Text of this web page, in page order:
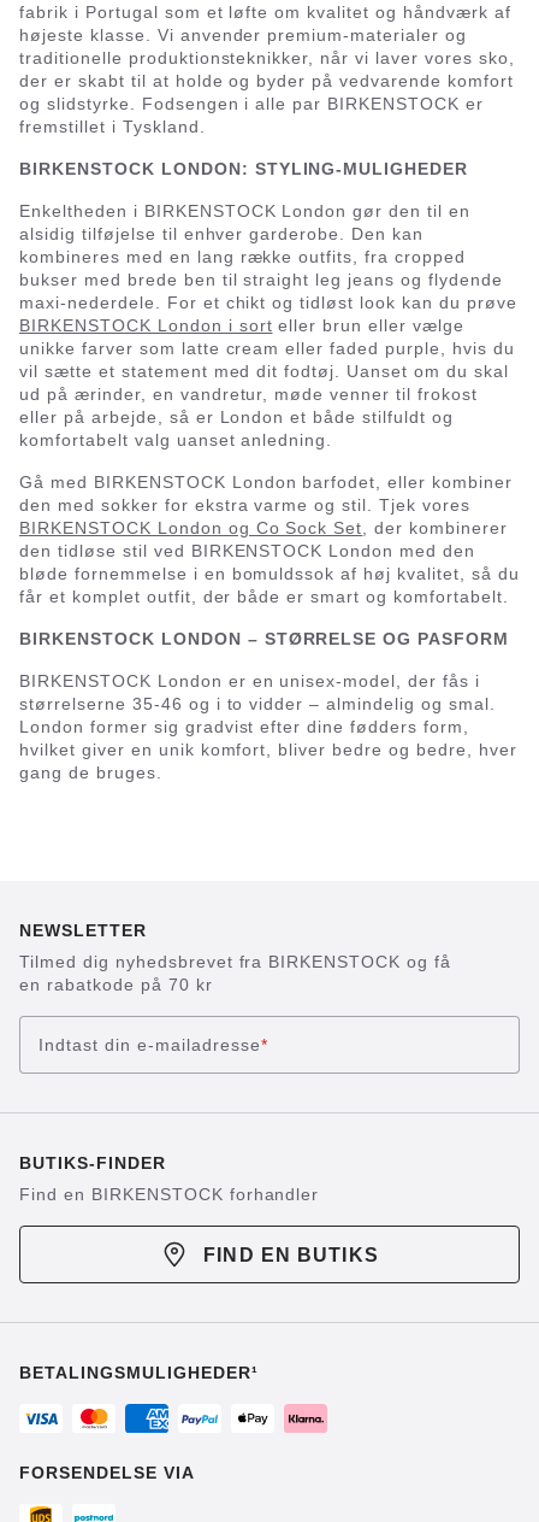
fabrik i Portugal som et løfte om kvalitet og håndværk af
højeste klasse. Vi anvender premium-materialer og
traditionelle produktionsteknikker, når vi laver vores sko,
der er skabt til at holde og byder på vedvarende komfort
og slidstyrke. Fodsengen i alle par BIRKENSTOCK er
fremstillet i Tyskland.
BIRKENSTOCK LONDON: STYLING-MULIGHEDER
Enkeltheden i BIRKENSTOCK London gør den til en
alsidig tilføjelse til enhver garderobe. Den kan
kombineres med en lang række outfits, fra cropped
bukser med brede ben til straight leg jeans og flydende
maxi-nederdele. For et chikt og tidløst look kan du prøve
BIRKENSTOCK London i sort eller brun eller vælge
unikke farver som latte cream eller faded purple, hvis du
vil sætte et statement med dit fodtøj. Uanset om du skal
ud på ærinder, en vandretur, møde venner til frokost
eller på arbejde, så er London et både stilfuldt og
komfortabelt valg uanset anledning.
Gå med BIRKENSTOCK London barfodet, eller kombiner
den med sokker for ekstra varme og stil. Tjek vores
BIRKENSTOCK London og Co Sock Set , der kombinerer
den tidløse stil ved BIRKENSTOCK London med den
bløde fornemmelse i en bomuldssok af høj kvalitet, så du
får et komplet outfit, der både er smart og komfortabelt.
BIRKENSTOCK LONDON – STØRRELSE OG PASFORM
BIRKENSTOCK London er en unisex-model, der fås i
størrelserne 35-46 og i to vidder – almindelig og smal.
London former sig gradvist efter dine fødders form,
hvilket giver en unik komfort, bliver bedre og bedre, hver
gang de bruges.
NEWSLETTER
Tilmed dig nyhedsbrevet fra BIRKENSTOCK og få
en rabatkode på 70 kr
Indtast din e-mailadresse*
BUTIKS-FINDER
Find en BIRKENSTOCK forhandler
FIND EN BUTIKS
BETALINGSMULIGHEDER¹
FORSENDELSE VIA